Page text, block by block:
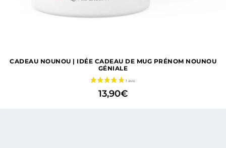
CADEAU NOUNOU | IDÉE CADEAU DE MUG PRÉNOM NOUNOU
GÉNIALE
13,90€